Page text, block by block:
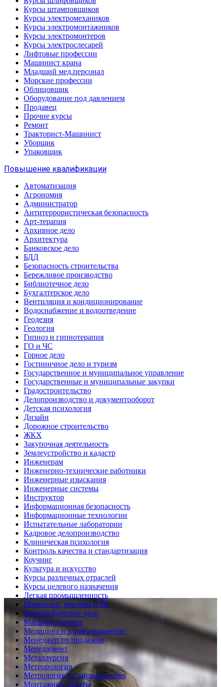
Курсы штамповщиков
Курсы электромехаников
Курсы электромонтажников
Курсы электромонтеров
Курсы электрослесарей
Лифтовые профессии
Машинист крана
Младщий мед.персонал
Морские профессии
Облицовщик
Оборудование под давлением
Продавец
Прочие курсы
Ремонт
Тракторист-Машинист
Уборщик
Упаковщик
Повышение квалификации
Автоматизация
Агрономия
Администратор
Антитеррористическая безопасность
Арт-терапия
Архивное дело
Архитектура
Банковское дело
БДД
Безопасность строительства
Бережливое производство
Библиотечное дело
Бухгалтерское дело
Вентиляция и кондиционирование
Водоснабжение и водоотведение
Геодезия
Геология
Гипноз и гипнотерапия
ГО и ЧС
Горное дело
Гостиничное дело и туризм
Государственное и муниципальное управление
Государственные и муниципальные закупки
Градостроительство
Делопроизводство и документооборот
Детская психология
Дизайн
Дорожное строительство
ЖКХ
Закупочная деятельность
Землеустройство и кадастр
Инженерам
Инженерно-технические работники
Инженерные изыскания
Инженерные системы
Инструктор
Информационная безопасность
Информационные технологии
Испытательные лаборатории
Кадровое делопроизводство
Клиническая психология
Контроль качества и стандартизация
Коучинг
Культура и искусство
Курсы различных отраслей
Курсы целевого назначения
Легкая промышленность
Маркетинг, реклама и PR
Маркшейдерское дело
Машиностроение
Медицина и здравоохранение
Менеджер по продажам
Менеджмент
Металлургия
Метеорология
Метрология и стандартизация
Монтажные работы